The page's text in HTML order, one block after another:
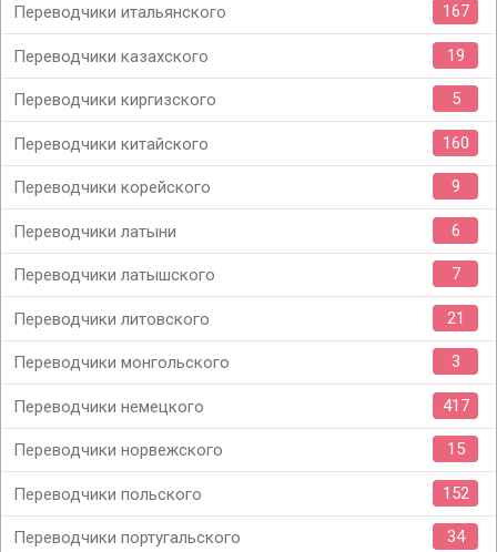
Переводчики итальянского 167
Переводчики казахского 19
Переводчики киргизского 5
Переводчики китайского 160
Переводчики корейского 9
Переводчики латыни 6
Переводчики латышского 7
Переводчики литовского 21
Переводчики монгольского 3
Переводчики немецкого 417
Переводчики норвежского 15
Переводчики польского 152
Переводчики португальского 34